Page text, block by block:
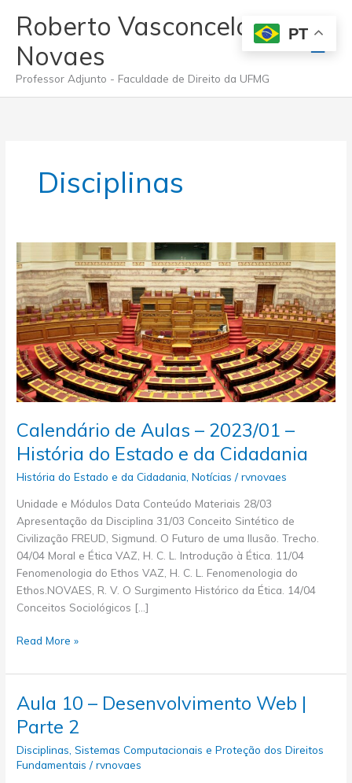
para
conteúdo
Roberto Vasconcelos
Novaes
Professor Adjunto - Faculdade de Direito da UFMG
Disciplinas
Calendário de Aulas – 2023/01 –
História do Estado e da Cidadania
História do Estado e da Cidadania ,Notícias /rvnovaes
Unidade e Módulos Data Conteúdo Materiais 28/03
Apresentação da Disciplina 31/03 Conceito Sintético de
Civilização FREUD, Sigmund. O Futuro de uma Ilusão. Trecho.
04/04 Moral e Ética VAZ, H. C. L. Introdução à Ética. 11/04
Fenomenologia do Ethos VAZ, H. C. L. Fenomenologia do
Ethos.NOVAES, R. V. O Surgimento Histórico da Ética. 14/04
Conceitos Sociológicos […]
Calendário
Aulas
2023/01
–
História
do
Read More »
Aula 10 – Desenvolvimento Web |
Parte 2
Disciplinas ,Sistemas Computacionais e Proteção dos Direitos
Fundamentais /rvnovaes
PT